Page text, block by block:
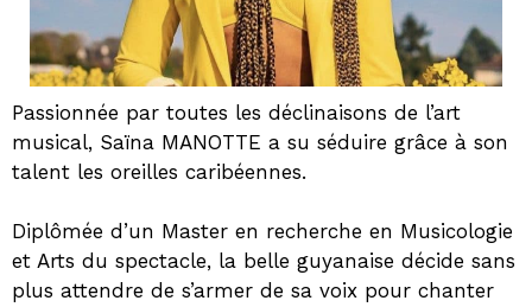
Passionnée par toutes les déclinaisons de l’art
musical, Saïna MANOTTE a su séduire grâce à son
talent les oreilles caribéennes.
Diplômée d’un Master en recherche en Musicologie
et Arts du spectacle, la belle guyanaise décide sans
plus attendre de s’armer de sa voix pour chanter